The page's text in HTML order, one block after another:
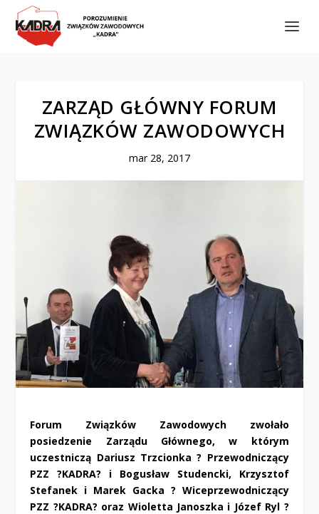
ZARZĄD GŁÓWNY FORUM
ZWIĄZKÓW ZAWODOWYCH
mar 28, 2017
Forum Związków Zawodowych zwołało
posiedzenie Zarządu Głównego, w którym
uczestniczą Dariusz Trzcionka ? Przewodniczący
PZZ ?KADRA? i Bogusław Studencki, Krzysztof
Stefanek i Marek Gacka ? Wiceprzewodniczący
PZZ ?KADRA? oraz Wioletta Janoszka i Józef Ryl ?